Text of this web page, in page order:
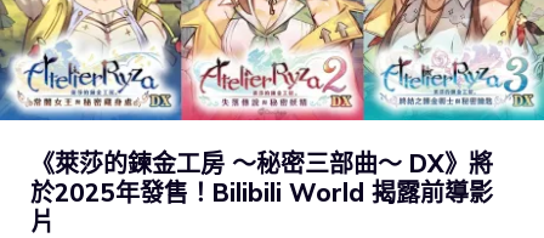
《萊莎的鍊金工房 ～秘密三部曲～ DX》將
於2025年發售！Bilibili World 揭露前導影
片